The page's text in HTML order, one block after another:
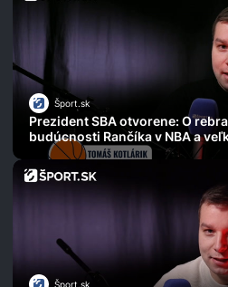
Šport.sk
Prezident SBA otvorene: O
budúcnosti Rančíka v NBA a
Šport.sk